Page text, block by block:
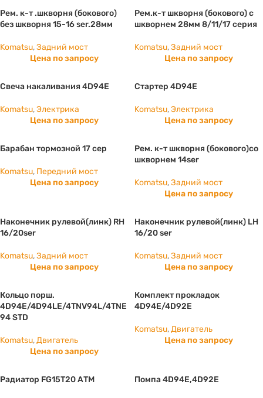
Рем. к-т .шкворня (бокового)
без шкворня 15-16 ser.28мм
Komatsu,Задний мост
Цена по запросу
Рем.к-т шкворня (бокового) с
шкворнем 28мм 8/11/17 серия
Komatsu,Задний мост
Цена по запросу
Свеча накаливания 4D94E
Komatsu,Электрика
Цена по запросу
Стартер 4D94E
Komatsu,Электрика
Цена по запросу
Барабан тормозной 17 сер
Komatsu, Передний мост
Цена по запросу
Рем. к-т шкворня (бокового)со
шкворнем 14ser
Komatsu,Задний мост
Цена по запросу
Наконечник рулевой(линк) RH
16/20ser
Komatsu,Задний мост
Цена по запросу
Наконечник рулевой(линк) LH
16/20 ser
Komatsu,Задний мост
Цена по запросу
Кольцо порш.
4D94E/4D94LE/4TNV94L/4TNE
94 STD
Komatsu,Двигатель
Цена по запросу
Комплект прокладок
4D94E/4D92E
Komatsu,Двигатель
Цена по запросу
Радиатор FG15T20 АТМ Помпа 4D94E,4D92E